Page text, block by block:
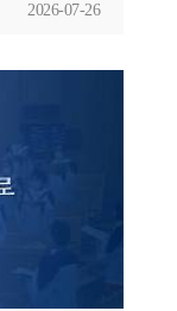
2026-07-26